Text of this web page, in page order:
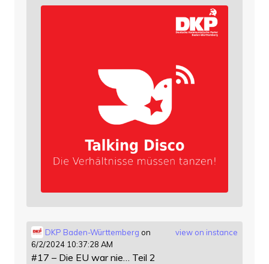
view on instance
DKP Baden-Württemberg on
6/2/2024 10:37:28 AM
#17 – Die EU war nie… Teil 2